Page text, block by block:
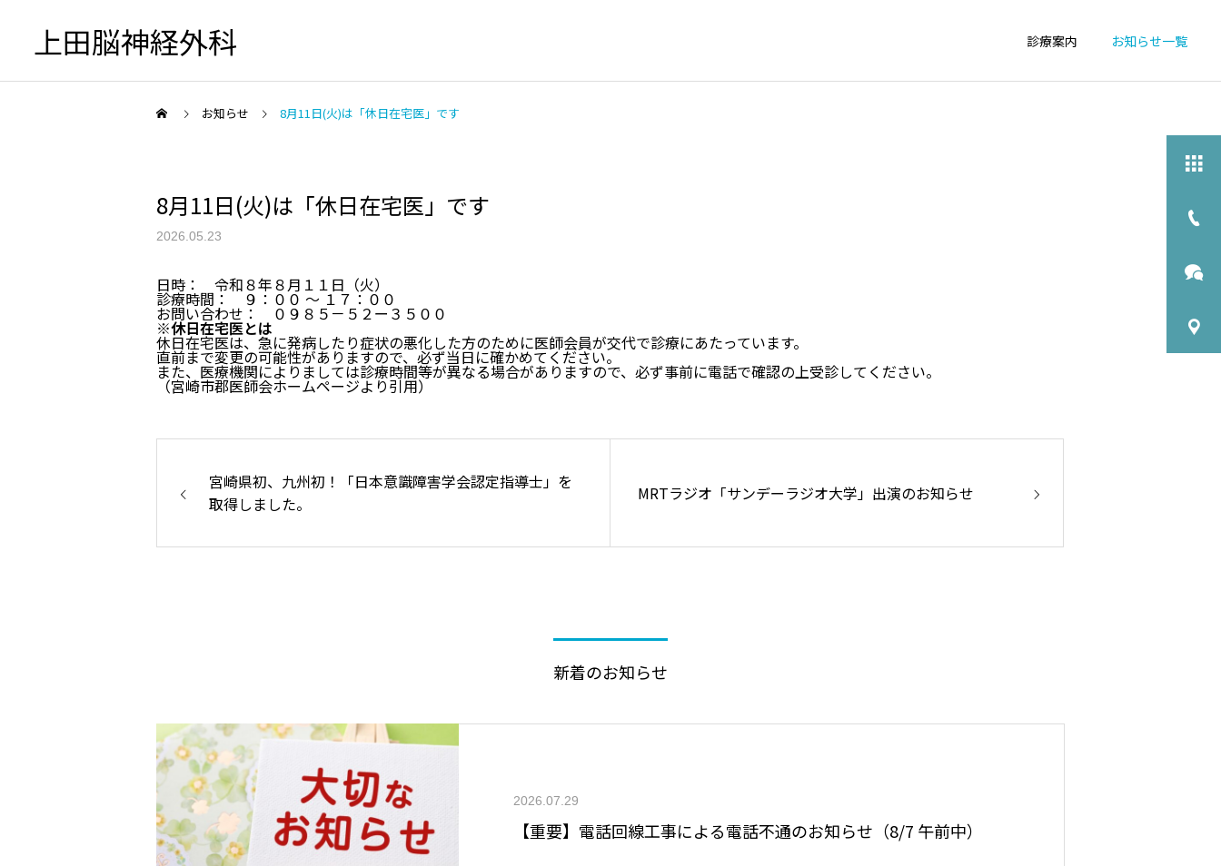
上田脳神経外科 診療案内 お知らせ一覧
初診の方へ
頭が痛い
お知らせ 8月11日(火)は「休日在宅医」です
8月11日(火)は「休日在宅医」です
2026.05.23
日時： 令和８年８月１１日（火）
診療時間： ９：００ ～ １７：００
お問い合わせ： ０９８５－５２ー３５００
※休日在宅医とは
休日在宅医は、急に発病したり症状の悪化した方のために医師会員が交代で診療にあたっています。
直前まで変更の可能性がありますので、必ず当日に確かめてください。
また、医療機関によりましては診療時間等が異なる場合がありますので、必ず事前に電話で確認の上受診してください。
（宮崎市郡医師会ホームページより引用）
宮崎県初、九州初！「日本意識障害学会認定指導士」を
取得しました。
MRTラジオ「サンデーラジオ大学」出演のお知らせ
新着のお知らせ
2026.07.29
【重要】電話回線工事による電話不通のお知らせ（8/7 午前中）